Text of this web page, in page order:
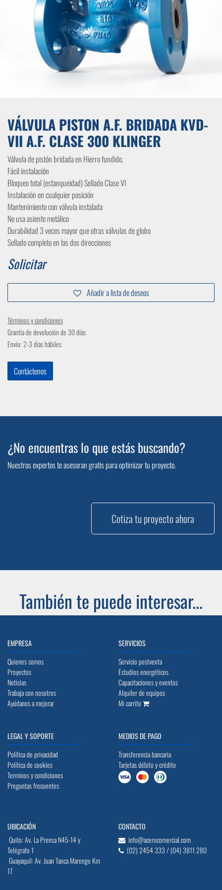
VÁLVULA PISTON A.F. BRIDADA KVD-
VII A.F. CLASE 300 KLINGER
Válvula de pistón bridada en Hierro fundido.
Fácil instalación
Bloqueo total (estanqueidad) Sellado Clase VI
Instalación en cualquier posición
Mantenimiento con válvula instalada
No usa asiento metálico
Durabilidad 3 veces mayor que otras válvulas de globo
Sellado completo en las dos direcciones
Solicitar
Añadir a lista de deseos
Términos y condiciones
Grantía de devolución de 30 días
Envío: 2-3 días hábiles
Contáctenos
¿No encuentras lo que estás buscando?
Nuestros expertos te asesoran gratis para optimizar tu proyecto.
Cotiza tu proyecto ahora
También te puede interesar...
EMPRESA
Quienes somos
Proyectos
Noticias
Trabaja con nosotros
Ayúdanos a mejorar
SERVICIOS
Servicio postventa
Estudios energéticos
Capacitaciones y eventos
Alquiler de equipos
Mi carrito
LEGAL Y SOPORTE
Política de privacidad
Política de cookies
Terminos y condiciones
Preguntas frecuentes
MEDIOS DE PAGO
Transferencia bancaria
Tarjetas débito y crédito
UBICACIÓN
Quito: Av. La Prensa N45-14 y
Telégrafo 1
Guayaquil: Av. Juan Tanca Marengo Km
17
CONTACTO
info@acerocomercial.com
(02) 2454 333 / (04) 3811 280